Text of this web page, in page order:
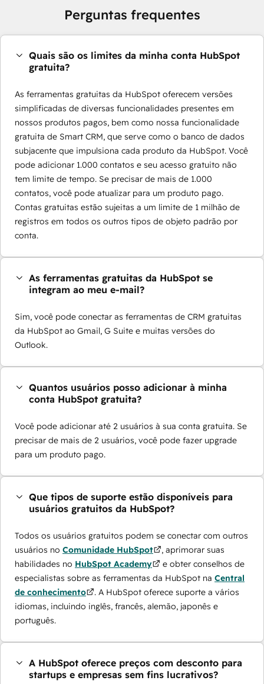
Perguntas frequentes
Quais são os limites da minha conta HubSpot
gratuita?
As ferramentas gratuitas da HubSpot oferecem versões
simplificadas de diversas funcionalidades presentes em
nossos produtos pagos, bem como nossa funcionalidade
gratuita de Smart CRM, que serve como o banco de dados
subjacente que impulsiona cada produto da HubSpot. Você
pode adicionar 1.000 contatos e seu acesso gratuito não
tem limite de tempo. Se precisar de mais de 1.000
contatos, você pode atualizar para um produto pago.
Contas gratuitas estão sujeitas a um limite de 1 milhão de
registros em todos os outros tipos de objeto padrão por
conta.
As ferramentas gratuitas da HubSpot se
integram ao meu e-mail?
Sim, você pode conectar as ferramentas de CRM gratuitas
da HubSpot ao Gmail, G Suite e muitas versões do
Outlook.
Quantos usuários posso adicionar à minha
conta HubSpot gratuita?
Você pode adicionar até 2 usuários à sua conta gratuita. Se
precisar de mais de 2 usuários, você pode fazer upgrade
para um produto pago.
Que tipos de suporte estão disponíveis para
usuários gratuitos da HubSpot?
Todos os usuários gratuitos podem se conectar com outros
usuários no Comunidade HubSpot
, aprimorar suas
habilidades no HubSpot Academy
e obter conselhos de
especialistas sobre as ferramentas da HubSpot na Central
de conhecimento
. A HubSpot oferece suporte a vários
idiomas, incluindo inglês, francês, alemão, japonês e
português.
A HubSpot oferece preços com desconto para
startups e empresas sem fins lucrativos?